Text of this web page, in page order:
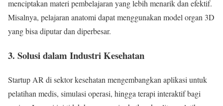
menciptakan materi pembelajaran yang lebih menarik dan efektif.
Misalnya, pelajaran anatomi dapat menggunakan model organ 3D
yang bisa diputar dan diperbesar.
3. Solusi dalam Industri Kesehatan
Startup AR di sektor kesehatan mengembangkan aplikasi untuk
pelatihan medis, simulasi operasi, hingga terapi interaktif bagi